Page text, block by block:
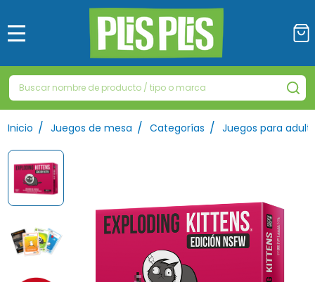
Buscar
Inicio / Juegos de mesa / Categorías / Juegos para